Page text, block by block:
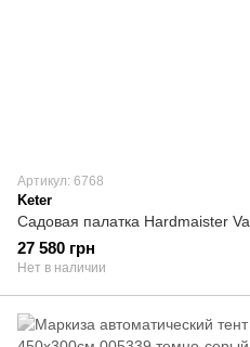
Артикул: 6768
Keter
Садовая палатка Hardmaister
27 580 грн
Нет в наличии